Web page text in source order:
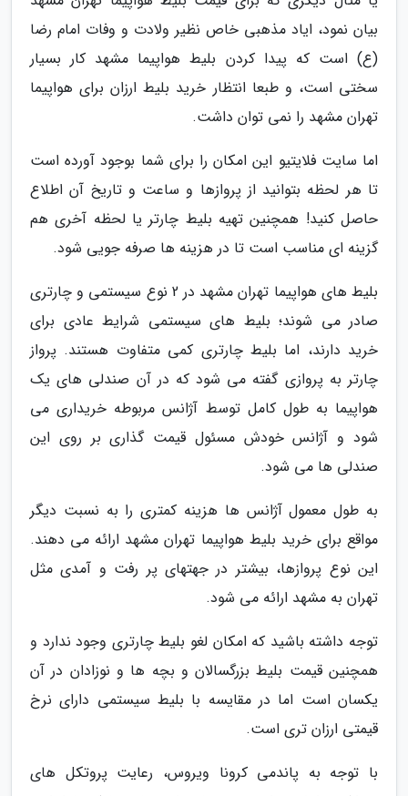
بیان نمود، ایاد مذهبی خاص نظیر ولادت و وفات امام رضا
(ع) است که پیدا کردن بلیط هواپیما مشهد کار بسیار
سختی است، و طبعا انتظار خرید بلیط ارزان برای هواپیما
تهران مشهد را نمی توان داشت.
اما سایت فلایتیو این امکان را برای شما بوجود آورده است
تا هر لحظه بتوانید از پروازها و ساعت و تاریخ آن اطلاع
حاصل کنید! همچنین تهیه بلیط چارتر یا لحظه آخری هم
گزینه ای مناسب است تا در هزینه ها صرفه جویی شود.
بلیط های هواپیما تهران مشهد در 2 نوع سیستمی و چارتری
صادر می شوند؛ بلیط های سیستمی شرایط عادی برای
خرید دارند، اما بلیط چارتری کمی متفاوت هستند. پرواز
چارتر به پروازی گفته می شود که در آن صندلی های یک
هواپیما به طول کامل توسط آژانس مربوطه خریداری می
شود و آژانس خودش مسئول قیمت گذاری بر روی این
صندلی ها می شود.
به طول معمول آژانس ها هزینه کمتری را به نسبت دیگر
مواقع برای خرید بلیط هواپیما تهران مشهد ارائه می دهند.
این نوع پروازها، بیشتر در جهتهای پر رفت و آمدی مثل
تهران به مشهد ارائه می شود.
توجه داشته باشید که امکان لغو بلیط چارتری وجود ندارد و
همچنین قیمت بلیط بزرگسالان و بچه ها و نوزادان در آن
یکسان است اما در مقایسه با بلیط سیستمی دارای نرخ
قیمتی ارزان تری است.
با توجه به پاندمی کرونا ویروس، رعایت پروتکل های